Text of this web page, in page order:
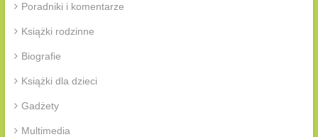
Poradniki i komentarze
Książki rodzinne
Biografie
Książki dla dzieci
Gadżety
Multimedia